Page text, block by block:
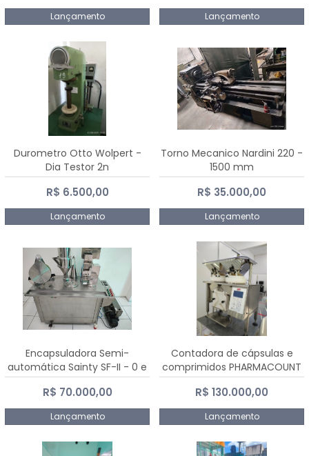
Lançamento Lançamento
Durometro Otto Wolpert -
Dia Testor 2n
R$ 6.500,00
Lançamento
Torno Mecanico Nardini 220 -
1500 mm
R$ 35.000,00
Lançamento
Encapsuladora Semi-
automática Sainty SF-II - 0 e
00
R$ 70.000,00
Lançamento
Contadora de cápsulas e
comprimidos PHARMACOUNT
- 2-2R3
R$ 130.000,00
Lançamento